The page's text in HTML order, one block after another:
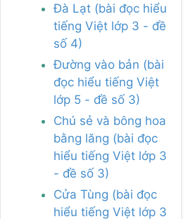
Đà Lạt (bài đọc hiểu
tiếng Việt lớp 3 - đề
số 4)
Đường vào bản (bài
đọc hiểu tiếng Việt
lớp 5 - đề số 3)
Chú sẻ và bông hoa
bằng lăng (bài đọc
hiểu tiếng Việt lớp 3
- đề số 3)
Cửa Tùng (bài đọc
hiểu tiếng Việt lớp 3